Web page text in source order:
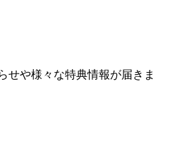
や様々な特典情報が届きま